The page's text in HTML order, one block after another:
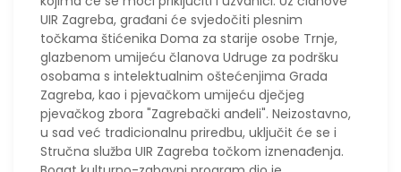
UIR Zagreba, građani će svjedočiti plesnim
točkama štićenika Doma za starije osobe Trnje,
glazbenom umijeću članova Udruge za podršku
osobama s intelektualnim oštećenjima Grada
Zagreba, kao i pjevačkom umijeću dječjeg
pjevačkog zbora "Zagrebački anđeli". Neizostavno,
u sad već tradicionalnu priredbu, uključit će se i
Stručna služba UIR Zagreba točkom iznenađenja.